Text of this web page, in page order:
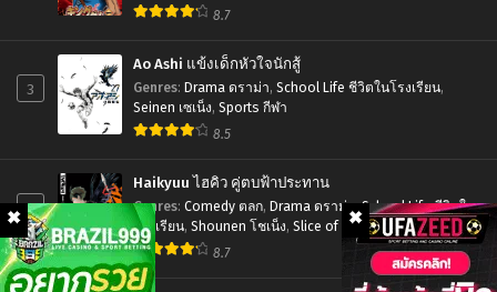
มิถุนายน 30, 2023 มิถุนายน 30, 2023
Chapter 186
มิถุนายน 30, 2023
Chapter 185
Chapter 184
มิถุนายน 30, 2023
Chapter 183
Chapter 182
มิถุนายน 30, 2023
Chapter 181
ใหญ่,Seinen เซเน็ง
8.7
3
Ao Ashi แข้งเด็กหัวใจนักสู้
Genres: Drama ดราม่า, School Life ชีวิตในโรงเรียน,
Seinen เซเน็ง, Sports กีฬา
8.5
4
Haikyuu ไฮคิว คู่ตบฟ้าประทาน
Genres: Comedy ตลก, Drama ดราม่า,School Life ชีวิตใน
โรงเรียน, Shounen โชเน็ง, Slice of Life รั้วโรงเรียน,
Sports กีฬา
8.7